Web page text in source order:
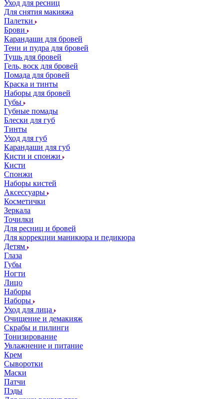
Уход для ресниц
Для снятия макияжа
Палетки
Брови
Карандаши для бровей
Тени и пудра для бровей
Тушь для бровей
Гель, воск для бровей
Помада для бровей
Краска и тинты
Наборы для бровей
Губы
Губные помады
Блески для губ
Тинты
Уход для губ
Карандаши для губ
Кисти и спонжи
Кисти
Спонжи
Наборы кистей
Аксессуары
Косметички
Зеркала
Точилки
Для ресниц и бровей
Для коррекции маникюра и педикюра
Детям
Глаза
Губы
Ногти
Лицо
Наборы
Наборы
Уход для лица
Очищение и демакияж
Скрабы и пилинги
Тонизирование
Увлажнение и питание
Крем
Сыворотки
Маски
Патчи
Пэды